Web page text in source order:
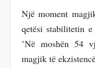
Një moment
qetësi stabilitetin
’Në moshën 54
magjik të